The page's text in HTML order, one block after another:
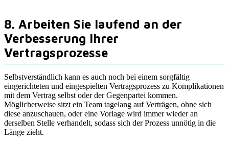
8. Arbeiten Sie laufend an der
Verbesserung Ihrer
Vertragsprozesse
Selbstverständlich kann es auch noch bei einem sorgfältig
eingerichteten und eingespielten Vertragsprozess zu Komplikationen
mit dem Vertrag selbst oder der Gegenpartei kommen.
Möglicherweise sitzt ein Team tagelang auf Verträgen, ohne sich
diese anzuschauen, oder eine Vorlage wird immer wieder an
derselben Stelle verhandelt, sodass sich der Prozess unnötig in die
Länge zieht.